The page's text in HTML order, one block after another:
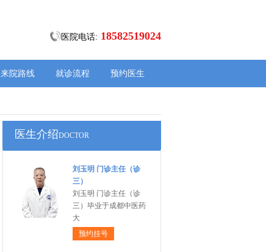
医院电话: 18582519024
来院路线 就诊流程 预约医生
医生介绍DOCTOR
刘玉明 门诊主任（诊
三）
刘玉明 门诊主任（诊
三）毕业于成都中医药
大
预约挂号